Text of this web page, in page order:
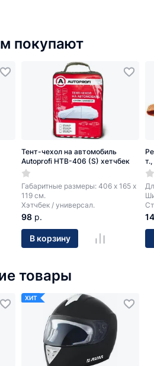
покупают
Тент-чехол на автомобиль
Autoprofi HTB-406 (S) хетчбек
Габаритные размеры: 406 х 165 х
119 см.
Хэтчбек / универсал.
98 р.
В корзину
14
товары
ХИТ